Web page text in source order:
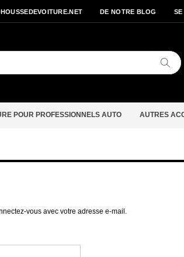
DE NOTRE BLOG SE
POUR PROFESSIONNELS AUTO AUTRES
vous avec votre adresse e-mail.